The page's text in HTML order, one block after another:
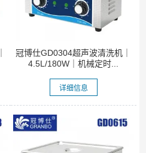
冠博仕GD0304超声波清洗机｜
4.5L/180W｜机械定时...
详细信息